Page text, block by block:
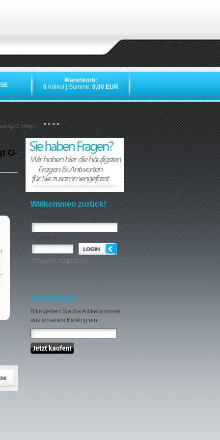
Warenkorb:
0Artikel | Summe: 0,00 EUR
»»»»
O-Ringe
O-
Willkommen zurück!
E-Mail-Adresse:
Passwort:
Passwort vergessen?
Schnellkauf
Bitte geben Sie die Artikelnummer
aus unserem Katalog ein.